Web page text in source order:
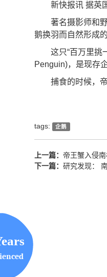
新快报讯 据英国
著名摄影师和野
鹅换羽而自然形成的
这只“百万里挑一
Penguin)，是现存
捕食的时候，帝
tags: 企鹅
上一篇： 帝王蟹入侵
下一篇： 研究发现：